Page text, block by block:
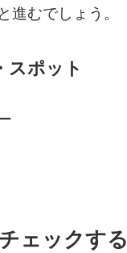
進むでしょう。
スポット
ェックする